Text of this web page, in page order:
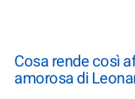
Cosa rende così
amorosa di